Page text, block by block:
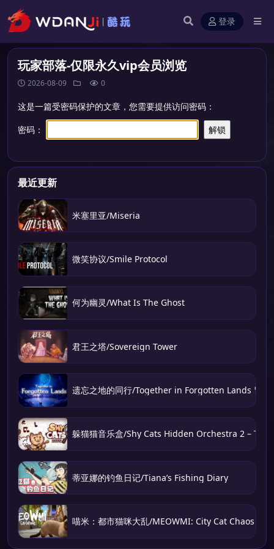
登录
玩家部落-仅限永久vip会员浏览
2026-08-09 0
这是一篇受密码保护的文章，您需要提供访问密码：
密码：
最近更新
米塞里亚/Miseria
微笑协议/Smile Protocol
何为幽灵/What Is The Ghost
君王之塔/Sovereign Tower
遗忘之地的同行/Together in Forgotten Lands 冒险
躲猫猫音乐盒/Shy Cats Hidden Orchestra 2 – The
蒂亚娜的钓鱼日记/Tiana’s Fishing Diary
喵米：都市猫咪大乱/MEOWMI: City Cat Chaos